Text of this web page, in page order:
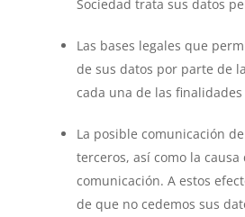
Sociedad trata sus datos
Las bases legales que
de sus datos por parte de
cada una de las
La posible comunicación
terceros, así como la causa
comunicación. A estos
de que no cedemos sus